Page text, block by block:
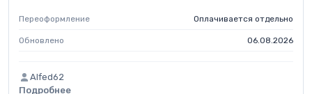
Переоформление Оплачивается отдельно
Обновлено 06.08.2026
Alfed62
Подробнее